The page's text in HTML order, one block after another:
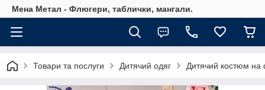
Мена Метал - Флюгери, таблички, мангали.
Товари та послуги Дитячий одяг Дитячий костюм на